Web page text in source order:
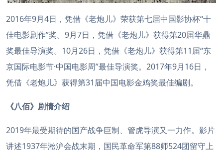
2016年9月4日，凭借《老炮儿》荣获第七届中国影协杯“十
佳电影剧作”奖。9月7日，凭借《老炮儿》获得第20届华鼎
奖最佳导演奖。10月26日，凭借《老炮儿》获得第11届“东
京国际电影节·中国电影周”最佳导演奖。2017年9月16日，
凭借《老炮儿》获得第31届中国电影金鸡奖最佳编剧。
《八佰》剧情介绍
2019年最受期待的国产战争巨制、管虎导演又一力作。影片
讲述1937年淞沪会战末期，国民革命军第88师524团留守上